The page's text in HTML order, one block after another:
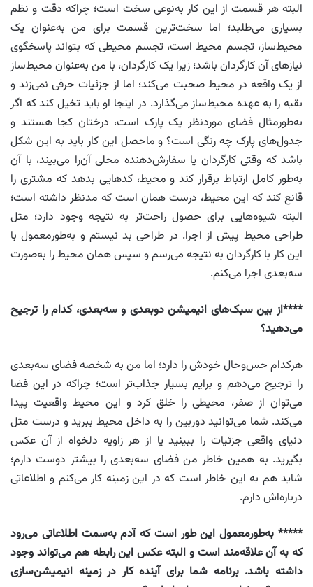
البته هر قسمت از این کار به‌نوعی سخت است؛ چراکه دقت و نظم
بسیاری می‌طلبد؛ اما سخت‌ترین قسمت برای من به‌عنوان یک
محیط‌ساز، تجسم محیط است، تجسم محیطی که بتواند پاسخگوی
نیازهای آن کارگردان باشد؛ زیرا یک کارگردان، با من به‌عنوان محیط‌ساز
از یک واقعه در محیط صحبت می‌کند؛ اما از جزئیات حرفی نمی‌زند و
بقیه را به عهده محیط‌ساز می‌گذارد. در اینجا او باید تخیل کند که اگر
به‌طورمثال فضای موردنظر یک پارک است، درختان کجا هستند و
جدول‌های پارک چه رنگی است؟ و ماحصل این کار باید به این شکل
باشد که وقتی کارگردان یا سفارش‌دهنده محلی آن‌را می‌بیند، با آن
به‌طور کامل ارتباط برقرار کند و محیط، کدهایی بدهد که مشتری را
قانع کند که این محیط، درست همان است که مدنظر داشته است؛
البته شیوه‌هایی برای حصول راحت‌تر به نتیجه وجود دارد؛ مثل
طراحی محیط پیش از اجرا. در طراحی بد نیستم و به‌طورمعمول با
این کار با کارگردان به نتیجه می‌رسم و سپس همان محیط را به‌صورت
سه‌بعدی اجرا می‌کنم.
****از بین سبک‌های انیمیشن دوبعدی و سه‌بعدی، کدام را ترجیح
می‌دهید؟
هرکدام حس‌وحال خودش را دارد؛ اما من به شخصه فضای سه‌بعدی
را ترجیح می‌دهم و برایم بسیار جذاب‌تر است؛ چراکه در این فضا
می‌توان از صفر، محیطی را خلق کرد و این محیط واقعیت پیدا
می‌کند. شما می‌توانید دوربین را به داخل محیط ببرید و درست مثل
دنیای واقعی جزئیات را ببینید یا از هر زاویه دلخواه از آن عکس
بگیرید. به همین خاطر من فضای سه‌بعدی را بیشتر دوست دارم؛
شاید هم به این خاطر است که در این زمینه کار می‌کنم و اطلاعاتی
درباره‌اش دارم.
***** به‌طورمعمول این طور است که آدم به‌سمت اطلاعاتی می‌رود
که به آن علاقه‌مند است و البته عکس این رابطه هم می‌تواند وجود
داشته باشد. برنامه شما برای آینده کار در زمینه انیمیشن‌سازی